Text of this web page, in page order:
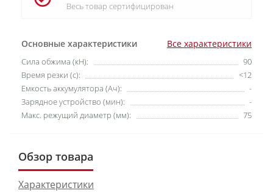
Основные характеристики Все характеристики
Cила обжима (кН):
90
Время резки (с):
<12
Емкость аккумулятора (Ач):
-
Зарядное устройство (мин):
-
Макс. режущий диаметр (мм):
75
Весь товар сертифицирован
Обзор товара
Характеристики